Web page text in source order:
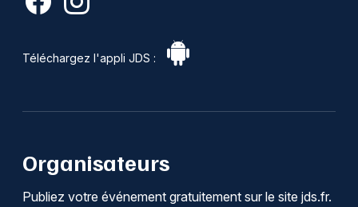
Magazine à Reims
Téléchargez l'appli JDS :
Organisateurs
Publiez votre événement gratuitement sur le site jds.fr.